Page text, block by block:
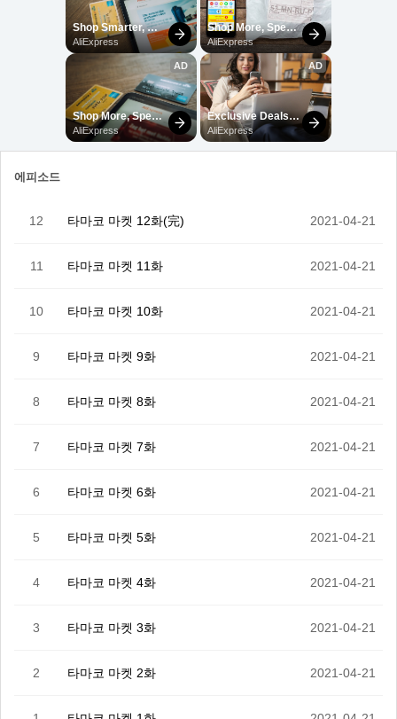
에피소드
12 타마코 마켓 12화(完) 2021-04-21
11 타마코 마켓 11화 2021-04-21
10 타마코 마켓 10화 2021-04-21
9 타마코 마켓 9화 2021-04-21
8 타마코 마켓 8화 2021-04-21
7 타마코 마켓 7화 2021-04-21
6 타마코 마켓 6화 2021-04-21
5 타마코 마켓 5화 2021-04-21
4 타마코 마켓 4화 2021-04-21
3 타마코 마켓 3화 2021-04-21
2 타마코 마켓 2화 2021-04-21